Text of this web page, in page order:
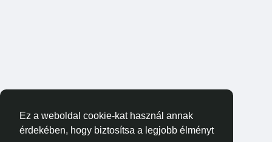
Ez a weboldal cookie-kat használ annak
érdekében, hogy biztosítsa a legjobb élményt